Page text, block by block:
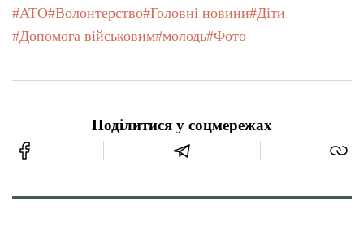
#АТО#Волонтерство#Головні новини#Діти
#Допомога військовим#молодь#Фото
Поділитися у соцмережах